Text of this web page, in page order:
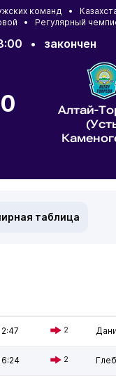
команд •
• Регулярный
• закончен
Алтай-
таблица
2
2